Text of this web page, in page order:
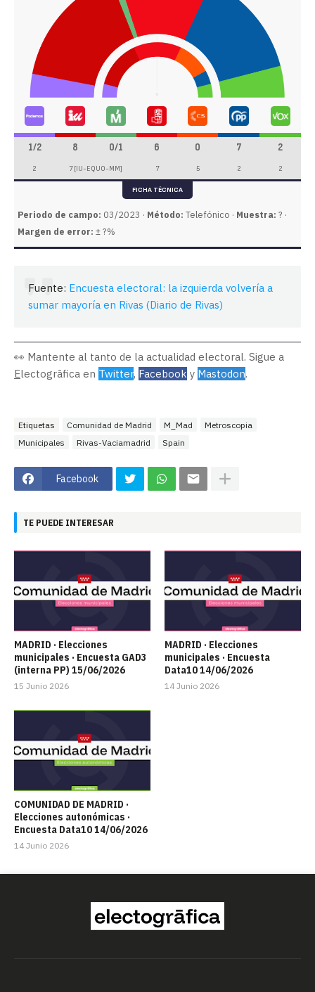
1/2 8 0/1 6 0 7 2
2 7 [IU-EQUO-MM] 7 5 2 2
FICHA TÉCNICA
Periodo de campo: 03/2023 · Método: Telefónico · Muestra: ? ·
Margen de error: ± ?%
Fuente: Encuesta electoral: la izquierda volvería a
sumar mayoría en Rivas (Diario de Rivas)
👀 Mantente al tanto de la actualidad electoral. Sigue a
Electogrāfica en Twitter, Facebook y Mastodon.
Etiquetas Comunidad de Madrid M_Mad
Metroscopia
Municipales
Rivas-Vaciamadrid Spain
Facebook
TE PUEDE INTERESAR
MADRID · Elecciones
municipales · Encuesta GAD3
(interna PP) 15/06/2026
15 Junio 2026
MADRID · Elecciones
municipales · Encuesta
Data10 14/06/2026
14 Junio 2026
COMUNIDAD DE MADRID ·
Elecciones autonómicas ·
Encuesta Data10 14/06/2026
14 Junio 2026